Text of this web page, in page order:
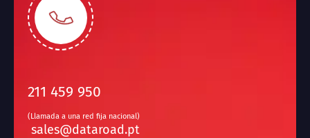
211 459 950
(Llamada a una red fija nacional)
sales@dataroad.pt